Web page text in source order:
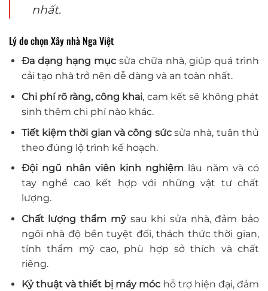
nhất.
Lý do chọn Xây nhà Nga Việt
Đa dạng hạng mụcsửa chữa nhà, giúp quá trình
cải tạo nhà trở nên dễ dàng và an toàn nhất.
Chi phí rõ ràng, công khai, cam kết sẽ không phát
sinh thêm chi phí nào khác.
Tiết kiệm thời gian và công sứcsửa nhà, tuân thủ
theo đúng lộ trình kế hoạch.
Đội ngũ nhân viên kinh nghiệmlâu năm và có
tay nghề cao kết hợp với những vật tư chất
lượng.
Chất lượng thẩm mỹsau khi sửa nhà, đảm bảo
ngôi nhà độ bền tuyệt đối, thách thức thời gian,
tính thẩm mỹ cao, phù hợp sở thích và chất
riêng.
Kỷ thuật và thiết bị máy móc hỗ trợ hiện đại, đảm